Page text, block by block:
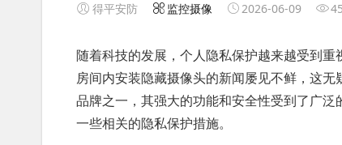
得平安防 监控摄像 2026-06-09
随着科技的发展，个人隐私保护越来越受到
房间内安装隐藏摄像头的新闻屡见不鲜，这
品牌之一，其强大的功能和安全性受到了广
一些相关的隐私保护措施。